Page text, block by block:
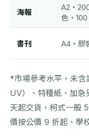
海報
A2・
色・100
書刊 A4・膠
*市場參考水平，未含
UV）、特種紙、加急
天起交貨，柯式一般
價按公價 9 折起、學